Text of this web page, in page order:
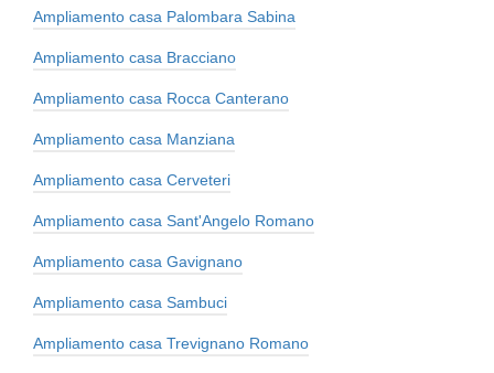
Ampliamento casa Palombara Sabina
Ampliamento casa Bracciano
Ampliamento casa Rocca Canterano
Ampliamento casa Manziana
Ampliamento casa Cerveteri
Ampliamento casa Sant'Angelo Romano
Ampliamento casa Gavignano
Ampliamento casa Sambuci
Ampliamento casa Trevignano Romano